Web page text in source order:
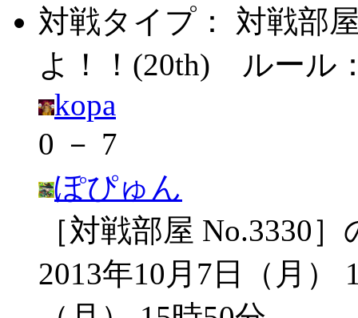
対戦タイプ： 対戦部
よ！！(20th) ルール
kopa
0 － 7
ぽぴゅん
［対戦部屋 No.3330
2013年10月7日（月）